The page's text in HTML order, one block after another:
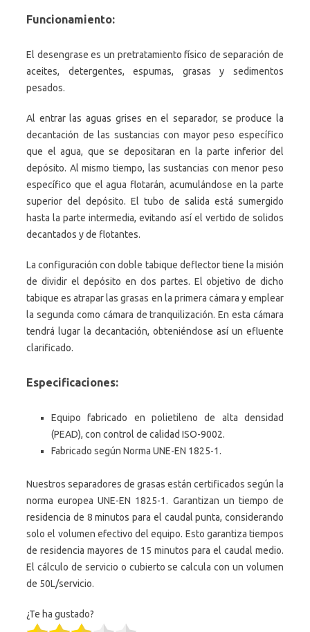
Funcionamiento:
El desengrase es un pretratamiento físico de separación de
aceites, detergentes, espumas, grasas y sedimentos
pesados.
Al entrar las aguas grises en el separador, se produce la
decantación de las sustancias con mayor peso específico
que el agua, que se depositaran en la parte inferior del
depósito. Al mismo tiempo, las sustancias con menor peso
específico que el agua flotarán, acumulándose en la parte
superior del depósito. El tubo de salida está sumergido
hasta la parte intermedia, evitando así el vertido de solidos
decantados y de flotantes.
La configuración con doble tabique deflector tiene la misión
de dividir el depósito en dos partes. El objetivo de dicho
tabique es atrapar las grasas en la primera cámara y emplear
la segunda como cámara de tranquilización. En esta cámara
tendrá lugar la decantación, obteniéndose así un efluente
clarificado.
Especificaciones:
Equipo fabricado en polietileno de alta densidad
(PEAD), con control de calidad ISO-9002.
Fabricado según Norma UNE-EN 1825-1.
Nuestros separadores de grasas están certificados según la
norma europea UNE-EN 1825-1. Garantizan un tiempo de
residencia de 8 minutos para el caudal punta, considerando
solo el volumen efectivo del equipo. Esto garantiza tiempos
de residencia mayores de 15 minutos para el caudal medio.
El cálculo de servicio o cubierto se calcula con un volumen
de 50L/servicio.
¿Te ha gustado?